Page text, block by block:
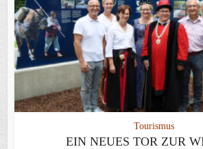
Tourismus
EIN NEUES TOR ZUR